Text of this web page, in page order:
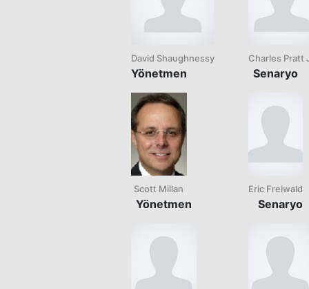
David Shaughnessy
Yönetmen
Scott Millan
Yönetmen
Charles Pratt
Senaryo
Eric Freiwald
Senaryo